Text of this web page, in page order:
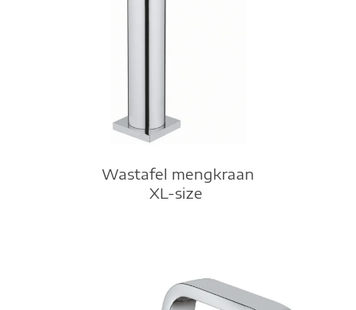
Wastafel mengkraan
XL-size